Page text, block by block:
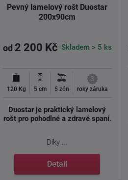
Pevný lamelový rošt Duostar
200x90cm
od 2 200 Kč Skladem > 5 ks
120 Kg 5 cm 5 zón
3
roky záruka
Duostar je praktický lamelový
rošt pro pohodlné a zdravé spaní.
Díky ...
Detail